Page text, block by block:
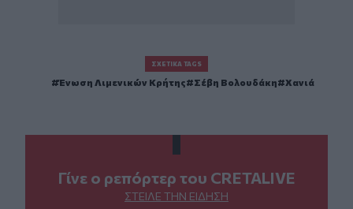
ΣΧΕΤΙΚΆ TAGS
Ένωση Λιμενικών Κρήτης Σέβη Βολουδάκη Χανιά
Γίνε ο ρεπόρτερ του CRETALIVE
ΣΤΕΊΛΕ ΤΗΝ ΕΊΔΗΣΗ